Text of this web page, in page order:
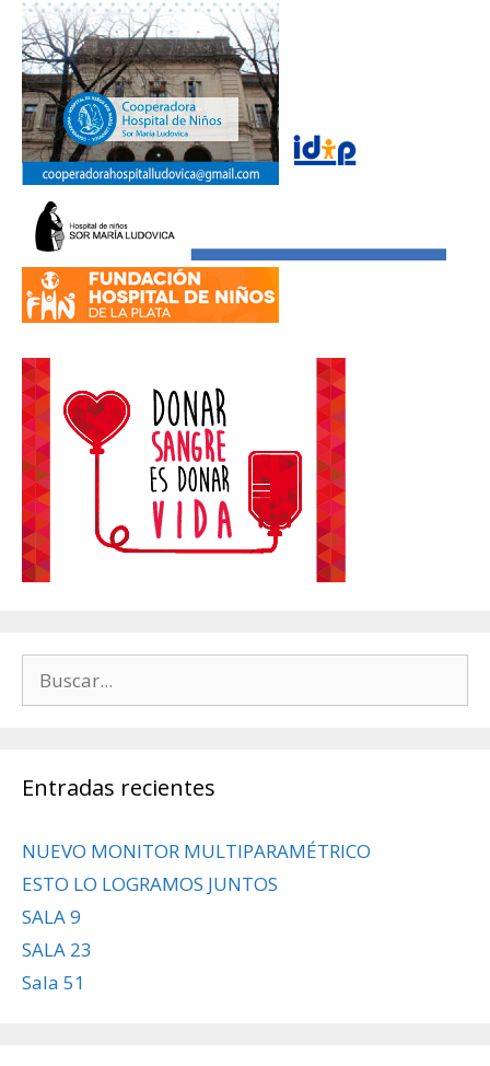
Entradas recientes
NUEVO MONITOR MULTIPARAMÉTRICO
ESTO LO LOGRAMOS JUNTOS
SALA 9
SALA 23
Sala 51